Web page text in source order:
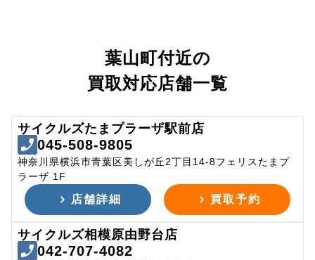
葉山町付近の
買取対応店舗一覧
サイクルズたまプラーザ駅前店
045-508-9805
神奈川県横浜市青葉区美しが丘2丁目14-8フェリスたまプ
ラーザ 1F
店舗詳細 買取予約
サイクルズ相模原由野台店
042-707-4082